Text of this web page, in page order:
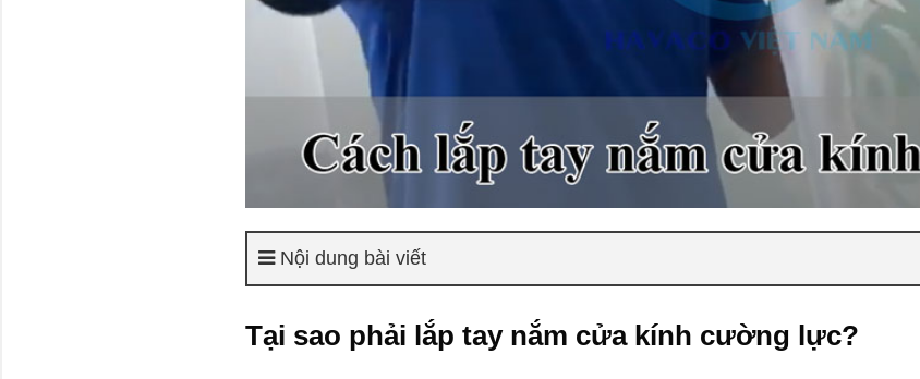
Nội dung bài viết
Tại sao phải lắp tay nắm cửa kính cường lực?